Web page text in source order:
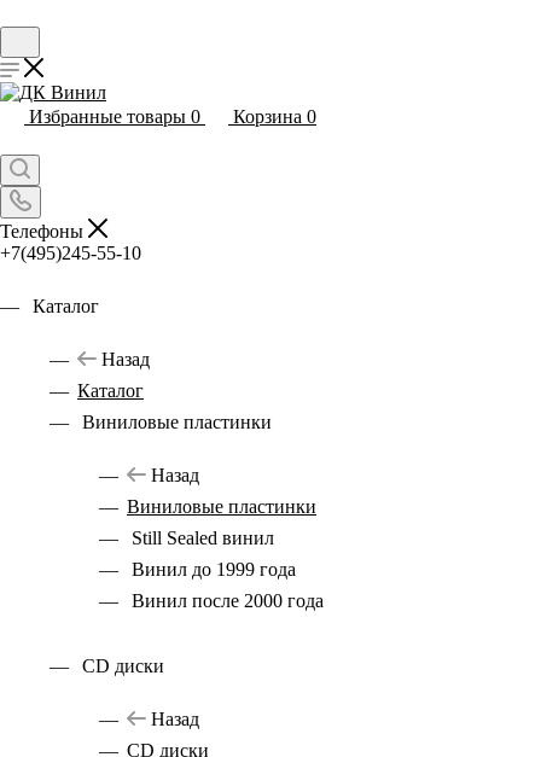
Избранные товары 0 Корзина 0
Телефоны
+7(495)245-55-10
Каталог
Назад
Каталог
Виниловые пластинки
Назад
Виниловые пластинки
Still Sealed винил
Винил до 1999 года
Винил после 2000 года
CD диски
Назад
CD диски